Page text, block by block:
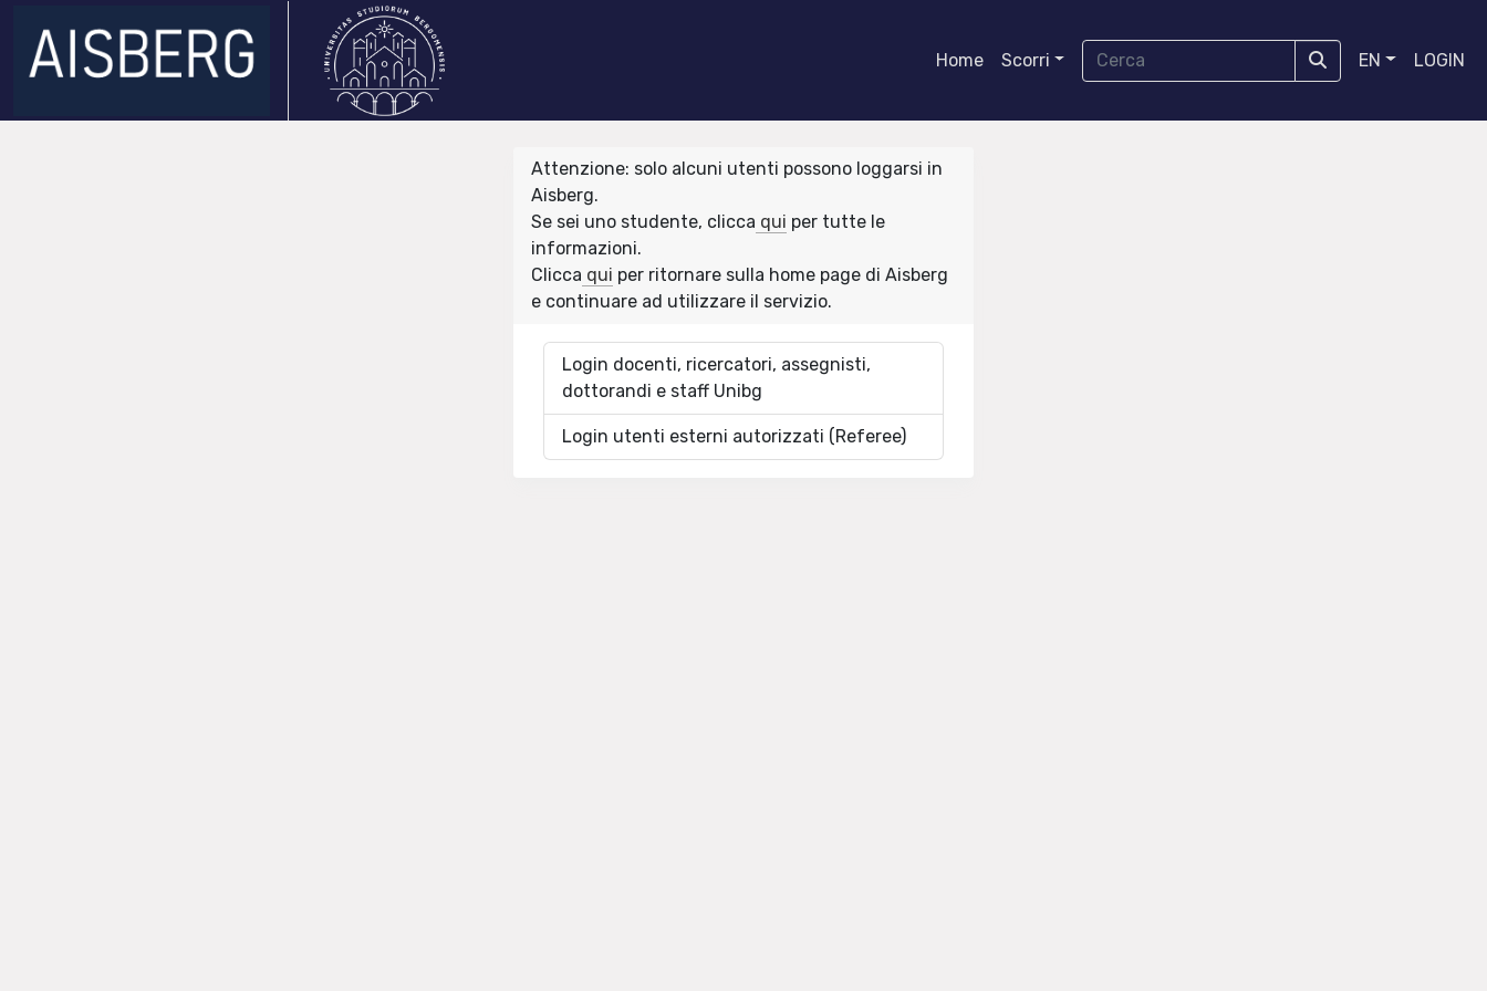
Home Scorri EN LOGIN
Attenzione: solo alcuni utenti possono loggarsi in
Aisberg.
Se sei uno studente, clicca qui per tutte le
informazioni.
Clicca qui per ritornare sulla home page di Aisberg
e continuare ad utilizzare il servizio.
Login docenti, ricercatori, assegnisti,
dottorandi e staff Unibg
Login utenti esterni autorizzati (Referee)